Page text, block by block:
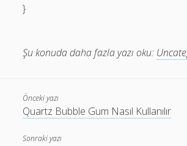
}
Şu konuda daha fazla yazı oku:
Önceki yazı
Quartz Bubble Gum Nasıl Kullanılır
Sonraki yazı